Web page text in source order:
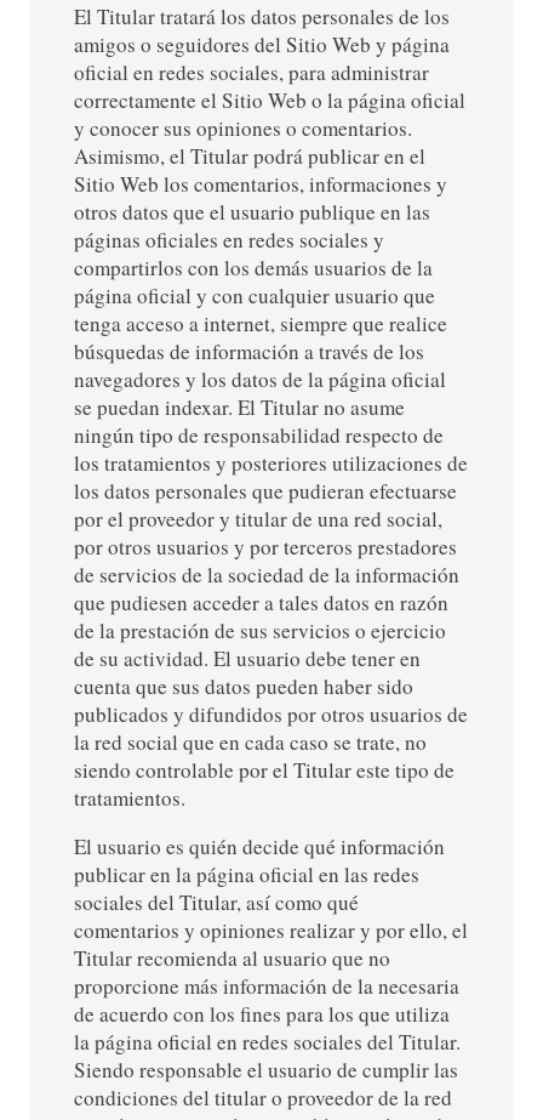
El Titular tratará los datos personales de los
amigos o seguidores del Sitio Web y página
oficial en redes sociales, para administrar
correctamente el Sitio Web o la página oficial
y conocer sus opiniones o comentarios.
Asimismo, el Titular podrá publicar en el
Sitio Web los comentarios, informaciones y
otros datos que el usuario publique en las
páginas oficiales en redes sociales y
compartirlos con los demás usuarios de la
página oficial y con cualquier usuario que
tenga acceso a internet, siempre que realice
búsquedas de información a través de los
navegadores y los datos de la página oficial
se puedan indexar. El Titular no asume
ningún tipo de responsabilidad respecto de
los tratamientos y posteriores utilizaciones de
los datos personales que pudieran efectuarse
por el proveedor y titular de una red social,
por otros usuarios y por terceros prestadores
de servicios de la sociedad de la información
que pudiesen acceder a tales datos en razón
de la prestación de sus servicios o ejercicio
de su actividad. El usuario debe tener en
cuenta que sus datos pueden haber sido
publicados y difundidos por otros usuarios de
la red social que en cada caso se trate, no
siendo controlable por el Titular este tipo de
tratamientos.
El usuario es quién decide qué información
publicar en la página oficial en las redes
sociales del Titular, así como qué
comentarios y opiniones realizar y por ello, el
Titular recomienda al usuario que no
proporcione más información de la necesaria
de acuerdo con los fines para los que utiliza
la página oficial en redes sociales del Titular.
Siendo responsable el usuario de cumplir las
condiciones del titular o proveedor de la red